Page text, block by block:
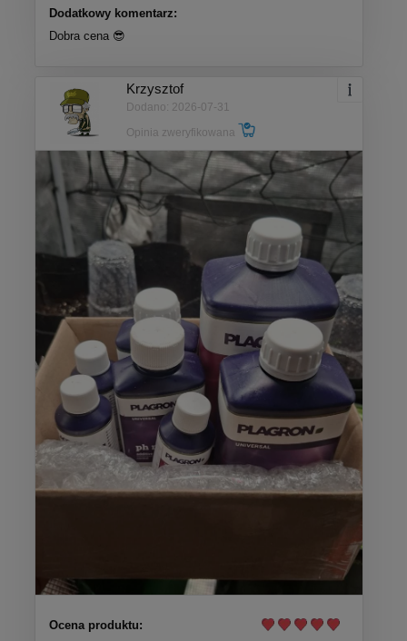
Dodatkowy komentarz:
Dobra cena 😎
Krzysztof
Dodano: 2026-07-31
Opinia zweryfikowana
Ocena produktu: